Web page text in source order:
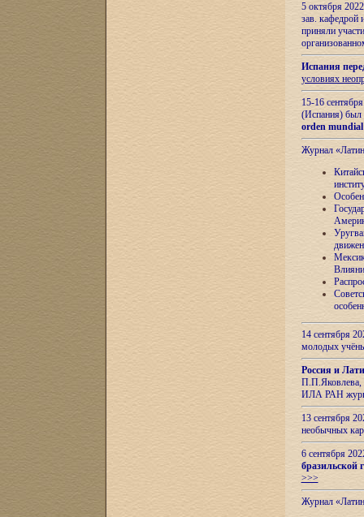
5 октября
зав.
приняли
Испания
условиях
15-16
(Испания) был
orden
Журнал
14 сентября
молодых
Россия и
П.П.Яковлева,
ИЛА РАН
13 сентября
необычных
6 сентября
бразильской
>>>
Журнал